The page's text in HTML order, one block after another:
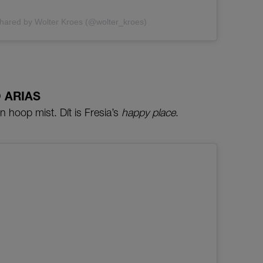
by Wolter Kroes (@wolter_kroes)
ARIAS
hoop mist. Dít is Fresia’s happy place.